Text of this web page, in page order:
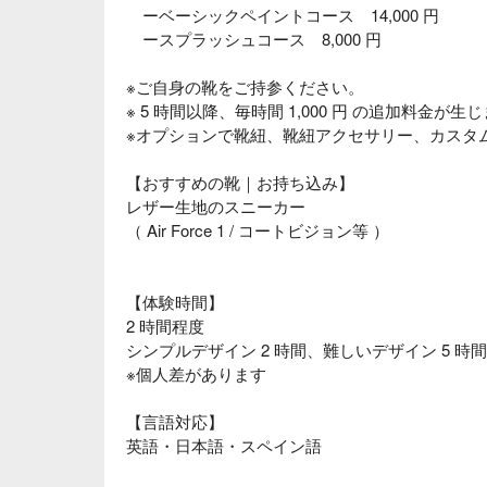
ーベーシックペイントコース 14,000 円
ースプラッシュコース 8,000 円
※ご自身の靴をご持参ください。
※ 5 時間以降、毎時間 1,000 円 の追加料金が生
※オプションで靴紐、靴紐アクセサリー、カス
【おすすめの靴｜お持ち込み】
レザー生地のスニーカー
（ Air Force 1 / コートビジョン等 ）
【体験時間】
2 時間程度
シンプルデザイン 2 時間、難しいデザイン 5 時間
※個人差があります
【言語対応】
英語・日本語・スペイン語